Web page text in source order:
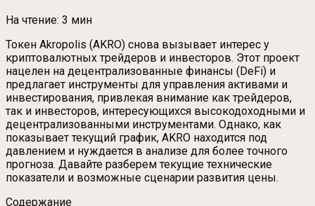
На чтение: 3 мин
Токен Akropolis (AKRO) снова вызывает интерес у
криптовалютных трейдеров и инвесторов. Этот проект
нацелен на децентрализованные финансы (DeFi) и
предлагает инструменты для управления активами и
инвестирования, привлекая внимание как трейдеров,
так и инвесторов, интересующихся высокодоходными и
децентрализованными инструментами. Однако, как
показывает текущий график, AKRO находится под
давлением и нуждается в анализе для более точного
прогноза. Давайте разберем текущие технические
показатели и возможные сценарии развития цены.
Содержание